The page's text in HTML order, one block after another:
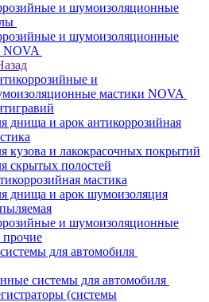
и шумоизоляционные
и шумоизоляционные
NOVA
и
мастики NOVA
днища и арок антикоррозийная
кузова и лакокрасочных покрытий
скрытых полостей
мастика
днища и арок шумоизоляция
и шумоизоляционные
прочие
для автомобиля
системы для автомобиля
(системы